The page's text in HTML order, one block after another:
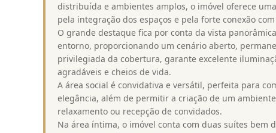
distribuída e ambientes amplos, o imóvel oferece
pela integração dos espaços e pela forte conexão
O grande destaque fica por conta da vista
entorno, proporcionando um cenário aberto,
privilegiada da cobertura, garante excelente
agradáveis e cheios de vida.
A área social é convidativa e versátil, perfeita para
elegância, além de permitir a criação de um
relaxamento ou recepção de convidados.
Na área íntima, o imóvel conta com duas suítes bem